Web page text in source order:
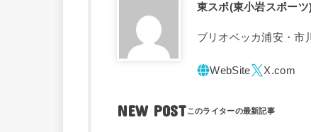
東スポ(東小岩スポーツ
ブリオベッカ浦安・
NEW POST